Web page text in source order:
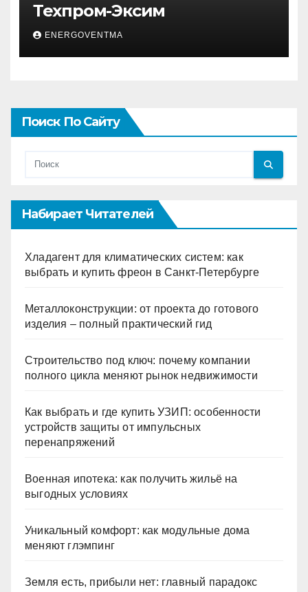
Техпром-Эксим
ENERGOVENTMA
Поиск По Сайту
Набирает Читателей
Хладагент для климатических систем: как
выбрать и купить фреон в Санкт-Петербурге
Металлоконструкции: от проекта до готового
изделия – полный практический гид
Строительство под ключ: почему компании
полного цикла меняют рынок недвижимости
Как выбрать и где купить УЗИП: особенности
устройств защиты от импульсных
перенапряжений
Военная ипотека: как получить жильё на
выгодных условиях
Уникальный комфорт: как модульные дома
меняют глэмпинг
Земля есть, прибыли нет: главный парадокс